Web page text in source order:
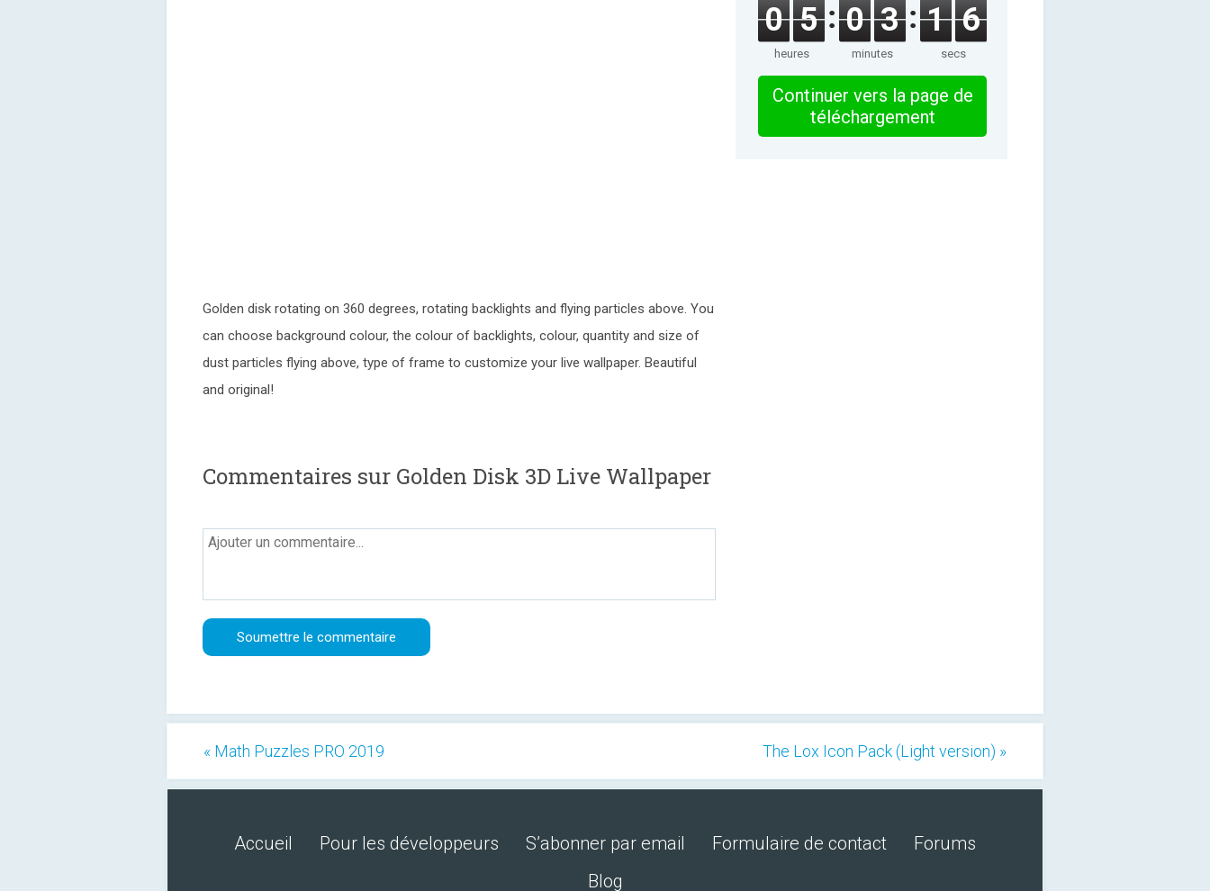
Golden disk rotating on 360 degrees, rotating backlights and flying particles above. You
can choose background colour, the colour of backlights, colour, quantity and size of
dust particles flying above, type of frame to customize your live wallpaper. Beautiful
and original!
Commentaires sur Golden Disk 3D Live Wallpaper
0 5
heures
0 3
minutes
1 6
secs
Continuer vers la page de
téléchargement
« Math Puzzles PRO 2019 The Lox Icon Pack (Light version) »
Accueil Pour les développeurs S’abonner par email Formulaire de contact
Forums
Blog